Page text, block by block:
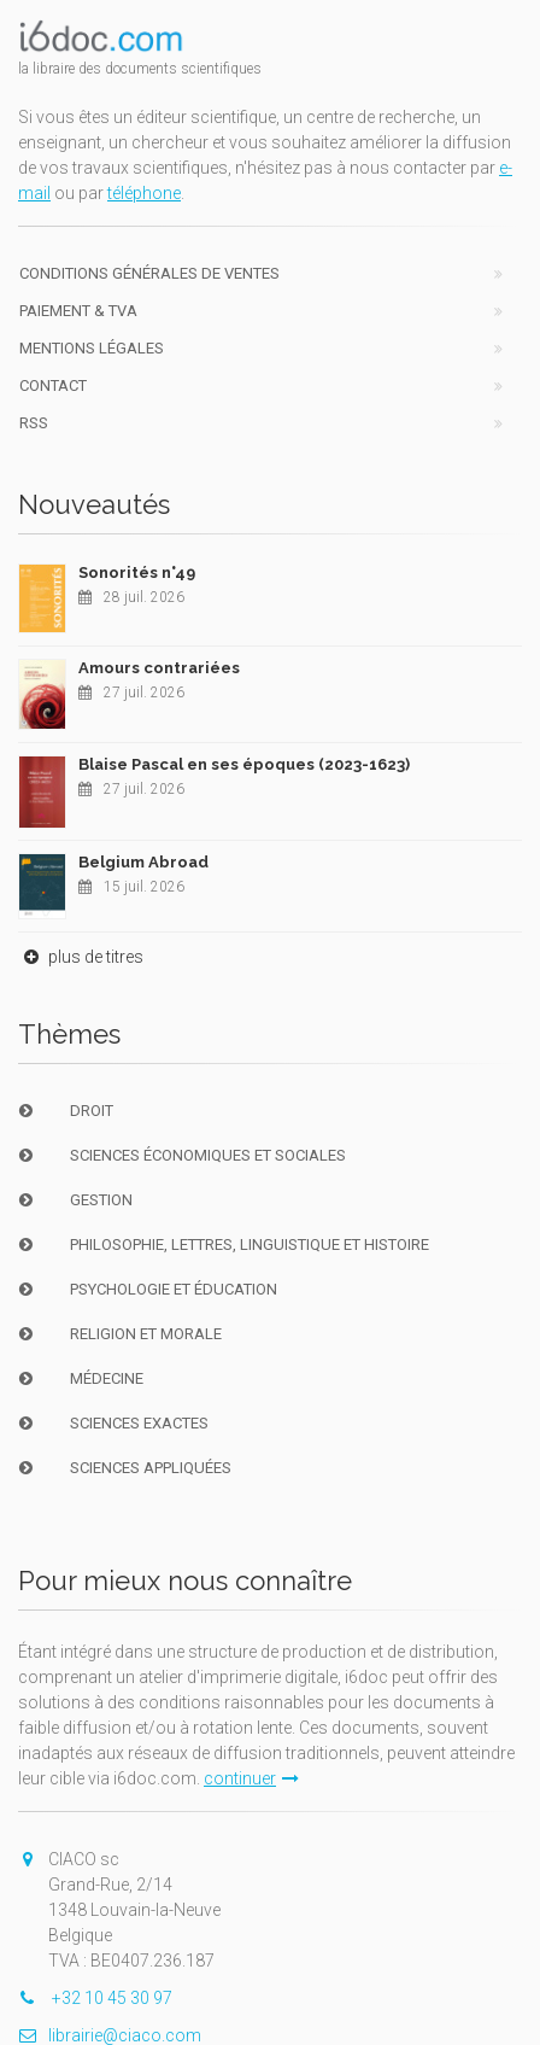
la libraire des documents scientifiques
Si vous êtes un éditeur scientifique, un centre de recherche, un
enseignant, un chercheur et vous souhaitez améliorer la diffusion
de vos travaux scientifiques, n'hésitez pas à nous contacter par e-
mail ou partéléphone.
CONDITIONS GÉNÉRALES DE VENTES
PAIEMENT & TVA
MENTIONS LÉGALES
CONTACT
RSS
Nouveautés
Sonorités n°49
28 juil. 2026
Amours contrariées
27 juil. 2026
Blaise Pascal en ses époques (2023-1623)
27 juil. 2026
Belgium Abroad
15 juil. 2026
plus de titres
Thèmes
DROIT
SCIENCES ÉCONOMIQUES ET SOCIALES
GESTION
PHILOSOPHIE, LETTRES, LINGUISTIQUE ET HISTOIRE
PSYCHOLOGIE ET ÉDUCATION
RELIGION ET MORALE
MÉDECINE
SCIENCES EXACTES
SCIENCES APPLIQUÉES
Pour mieux nous connaître
Étant intégré dans une structure de production et de distribution,
comprenant un atelier d'imprimerie digitale, i6doc peut offrir des
solutions à des conditions raisonnables pour les documents à
faible diffusion et/ou à rotation lente. Ces documents, souvent
inadaptés aux réseaux de diffusion traditionnels, peuvent atteindre
leur cible via i6doc.com. continuer
CIACO sc
Grand-Rue, 2/14
1348 Louvain-la-Neuve
Belgique
TVA : BE0407.236.187
+32 10 45 30 97
librairie@ciaco.com